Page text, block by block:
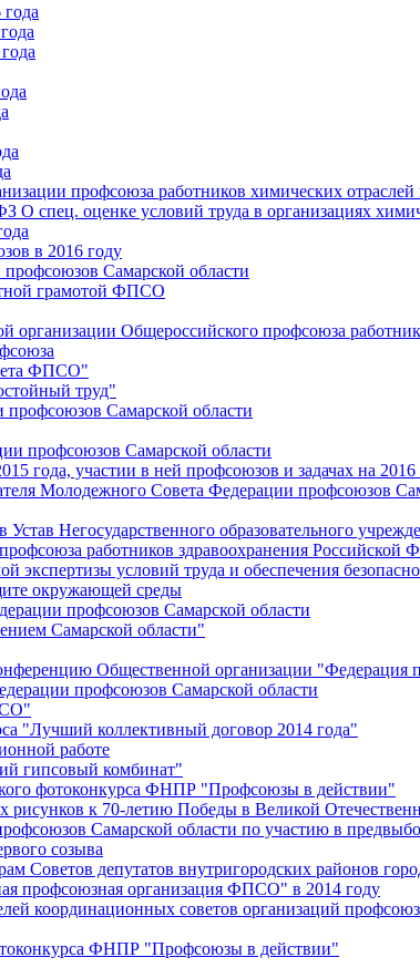
профсоюза работников химических
О спец. оценке условий труда в организациях
в 2016 году
Самарской области
грамотой ФПСО
организации Общероссийского профсоюза
ФПСО"
труд"
Самарской области
профсоюзов Самарской области
года, участии в ней профсоюзов и задачах на 2016
Молодежного Совета Федерации профсоюзов
Негосударственного образовательного
работников здравоохранения Российской
условий труда и обеспечения
окружающей среды
профсоюзов Самарской области
Самарской области"
Общественной организации "Федерация
профсоюзов Самарской области
"Лучший коллективный договор 2014 года"
работе
гипсовый комбинат"
фотоконкурса ФНПР "Профсоюзы в действии"
рисунков к 70-летию Победы в Великой
Самарской области по участию в
созыва
депутатов внутригородских районов
профсоюзная организация ФПСО" в 2014 году
координационных советов организаций
ФНПР "Профсоюзы в действии"